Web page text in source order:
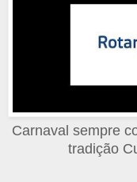
Carnaval sempre
tradição